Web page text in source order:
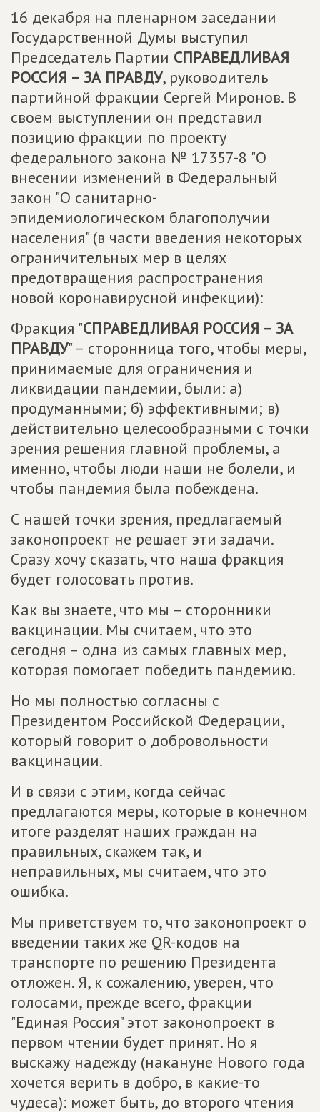
16 декабря на пленарном заседании
Государственной Думы выступил
Председатель Партии СПРАВЕДЛИВАЯ
РОССИЯ – ЗА ПРАВДУ, руководитель
партийной фракции Сергей Миронов. В
своем выступлении он представил
позицию фракции по проекту
федерального закона № 17357-8 "О
внесении изменений в Федеральный
закон "О санитарно-
эпидемиологическом благополучии
населения" (в части введения некоторых
ограничительных мер в целях
предотвращения распространения
новой коронавирусной инфекции):
Фракция "СПРАВЕДЛИВАЯ РОССИЯ – ЗА
ПРАВДУ" – сторонница того, чтобы меры,
принимаемые для ограничения и
ликвидации пандемии, были: а)
продуманными; б) эффективными; в)
действительно целесообразными с точки
зрения решения главной проблемы, а
именно, чтобы люди наши не болели, и
чтобы пандемия была побеждена.
С нашей точки зрения, предлагаемый
законопроект не решает эти задачи.
Сразу хочу сказать, что наша фракция
будет голосовать против.
Как вы знаете, что мы – сторонники
вакцинации. Мы считаем, что это
сегодня – одна из самых главных мер,
которая помогает победить пандемию.
Но мы полностью согласны с
Президентом Российской Федерации,
который говорит о добровольности
вакцинации.
И в связи с этим, когда сейчас
предлагаются меры, которые в конечном
итоге разделят наших граждан на
правильных, скажем так, и
неправильных, мы считаем, что это
ошибка.
Мы приветствуем то, что законопроект о
введении таких же QR-кодов на
транспорте по решению Президента
отложен. Я, к сожалению, уверен, что
голосами, прежде всего, фракции
"Единая Россия" этот законопроект в
первом чтении будет принят. Но я
выскажу надежду (накануне Нового года
хочется верить в добро, в какие-то
чудеса): может быть, до второго чтения